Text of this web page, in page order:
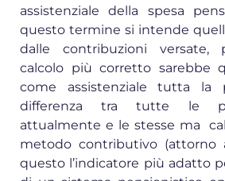
assistenziale della spesa
questo termine si intende
dalle contribuzioni versate,
calcolo più corretto sarebbe
come assistenziale tutta la
differenza tra tutte le
attualmente e le stesse ma
metodo contributivo (attorno
questo l’indicatore più adatto